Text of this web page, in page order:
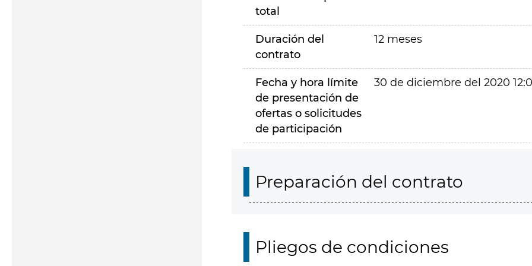
total
Duración del
contrato
12 meses
Fecha y hora límite
de presentación de
ofertas o solicitudes
de participación
30 de diciembre del 2020
Preparación del contrato
Pliegos de condiciones